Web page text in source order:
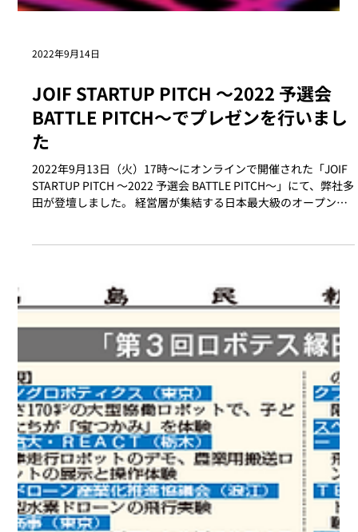
2022年9月14日
JOIF STARTUP PITCH 〜2022 予選会
BATTLE PITCH〜でプレゼンを行いまし
た
2022年9月13日（火）17時～にオンラインで開催された「JOIF